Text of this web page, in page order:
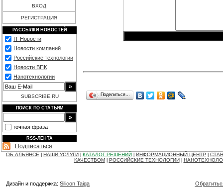
ВХОД
РЕГИСТРАЦИЯ
РАССЫЛКИ НОВОСТЕЙ
IT-Новости
Новости компаний
Российские технологии
Новости ВПК
Нанотехнологии
SUBSCRIBE.RU
ПОИСК ПО СТАТЬЯМ
точная фраза
RSS-ЛЕНТА
Подписаться
Поделиться…
ОБ АЛЬЯНСЕ НАШИ УСЛУГИ КАТАЛОГ РЕШЕНИЙ ИНФОРМАЦИОННЫЙ ЦЕНТР
КАЧЕСТВОМ
РОССИЙСКИЕ ТЕХНОЛОГИИ
Дизайн и поддержка: Silicon Taiga